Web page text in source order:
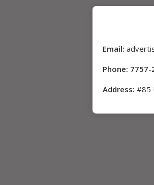
Email:
Phone: 7757-
Address: #85